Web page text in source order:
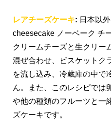
レアチーズケーキ: 日本以
cheesecake ノーベーク チ
クリームチーズと生クリー
混ぜ合わせ、ビスケットク
を流し込み、冷蔵庫の中で
ん。また、このレシピでは
や他の種類のフルーツと一
ズケーキです。